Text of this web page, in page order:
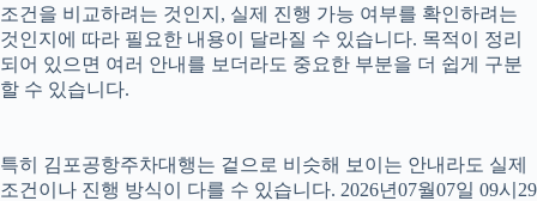
조건을 비교하려는 것인지, 실제 진행 가능 여부를 확인하려는
것인지에 따라 필요한 내용이 달라질 수 있습니다. 목적이 정리
되어 있으면 여러 안내를 보더라도 중요한 부분을 더 쉽게 구분
할 수 있습니다.
특히 김포공항주차대행는 겉으로 비슷해 보이는 안내라도 실제
조건이나 진행 방식이 다를 수 있습니다. 2026년07월07일 09시29